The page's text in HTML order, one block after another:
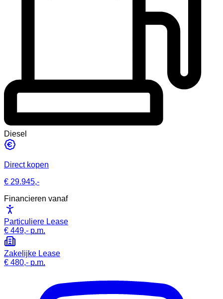
Diesel
Direct kopen
€ 29.945,-
Financieren vanaf
Particuliere Lease
€ 449,- p.m.
Zakelijke Lease
€ 480,- p.m.